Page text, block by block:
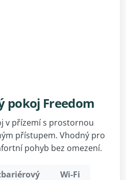
pokoj Freedom
v přízemí s prostornou
přístupem. Vhodný pro
pohyb bez omezení.
Wi-Fi